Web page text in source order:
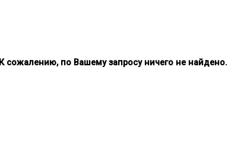
К сожалению, по Вашему запросу ничего не найдено.